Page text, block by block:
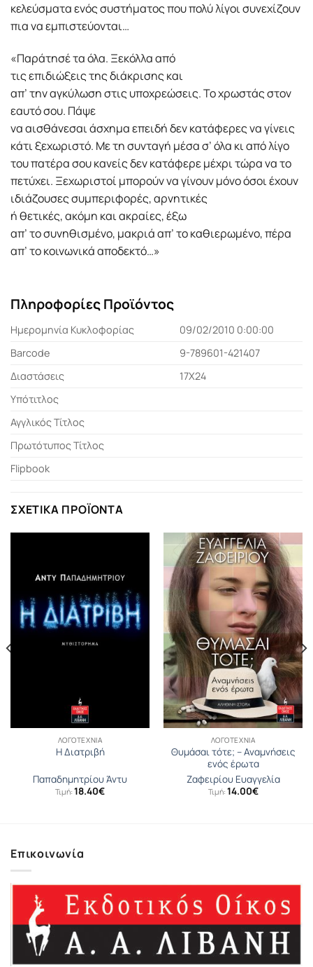
κελεύσματα ενός συστήματος που πολύ λίγοι συνεχίζουν
πια να εμπιστεύονται…
«Παράτησέ τα όλα. Ξεκόλλα από
τις επιδιώξεις της διάκρισης και
απ’ την αγκύλωση στις υποχρεώσεις. Το χρωστάς στον
εαυτό σου. Πάψε
να αισθάνεσαι άσχημα επειδή δεν κατάφερες να γίνεις
κάτι ξεχωριστό. Με τη συνταγή μέσα σ’ όλα κι από λίγο
του πατέρα σου κανείς δεν κατάφερε μέχρι τώρα να το
πετύχει. Ξεχωριστοί μπορούν να γίνουν μόνο όσοι έχουν
ιδιάζουσες συμπεριφορές, αρνητικές
ή θετικές, ακόμη και ακραίες, έξω
απ’ το συνηθισμένο, μακριά απ’ το καθιερωμένο, πέρα
απ’ το κοινωνικά αποδεκτό…»
Πληροφορίες Προϊόντος
Ημερομηνία Κυκλοφορίας
09/02/2010 0:00:00
Barcode
9-789601-421407
Διαστάσεις
17Χ24
Υπότιτλος
Αγγλικός Τίτλος
Πρωτότυπος Τίτλος
Flipbook
ΣΧΕΤΙΚΆ ΠΡΟΪΌΝΤΑ
ΛΟΓΟΤΕΧΝΊΑ
Η Διατριβή
Παπαδημητρίου Άντυ
Τιμή: 18.40€
ΛΟΓΟΤΕΧΝΊΑ
Θυμάσαι τότε; – Αναμνήσεις
ενός έρωτα
Ζαφειρίου Ευαγγελία
Τιμή: 14.00€
Επικοινωνία